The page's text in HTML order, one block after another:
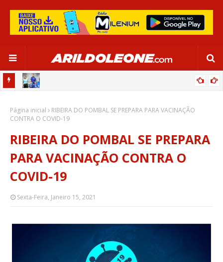
SALVADOR
Página inicial
RIBEIRA DO POMBAL SE PREPARA PARA VACINAÇÃO
CONTRA O COVID-19
RIBEIRA DO POMBAL SE PREPARA
PARA VACINAÇÃO CONTRA O
COVID-19
Sexta-Feira, Janeiro 15, 2021